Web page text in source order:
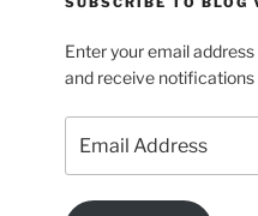
Enter your email
and receive notifications
Address